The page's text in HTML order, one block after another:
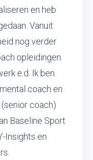
en heb
Vanuit
nog verder
opleidingen
e.d. Ik ben
coach en
coach)
Baseline Sport
Insights en